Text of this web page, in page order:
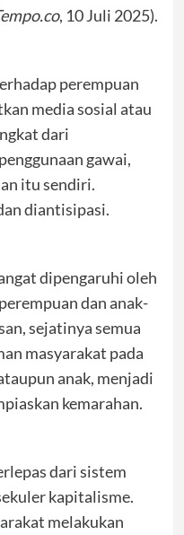
, 10 Juli 2025).
perempuan
media sosial atau
dari
gawai,
itu sendiri.
diantisipasi.
dipengaruhi oleh
dan anak-
sejatinya semua
masyarakat pada
anak, menjadi
kemarahan.
dari sistem
kapitalisme.
melakukan